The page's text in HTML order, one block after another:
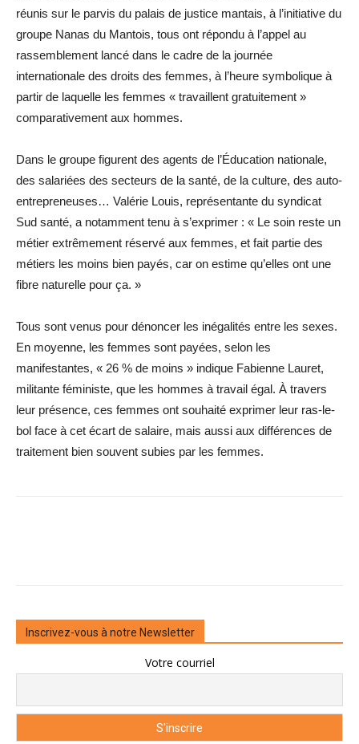
réunis sur le parvis du palais de justice mantais, à l’initiative du
groupe Nanas du Mantois, tous ont répondu à l’appel au
rassemblement lancé dans le cadre de la journée
internationale des droits des femmes, à l’heure symbolique à
partir de laquelle les femmes « travaillent gratuitement »
comparativement aux hommes.
Dans le groupe figurent des agents de l’Éducation nationale,
des salariées des secteurs de la santé, de la culture, des auto-
entrepreneuses… Valérie Louis, représentante du syndicat
Sud santé, a notamment tenu à s’exprimer : « Le soin reste un
métier extrêmement réservé aux femmes, et fait partie des
métiers les moins bien payés, car on estime qu’elles ont une
fibre naturelle pour ça. »
Tous sont venus pour dénoncer les inégalités entre les sexes.
En moyenne, les femmes sont payées, selon les
manifestantes, « 26 % de moins » indique Fabienne Lauret,
militante féministe, que les hommes à travail égal. À travers
leur présence, ces femmes ont souhaité exprimer leur ras-le-
bol face à cet écart de salaire, mais aussi aux différences de
traitement bien souvent subies par les femmes.
Inscrivez-vous à notre Newsletter
Votre courriel